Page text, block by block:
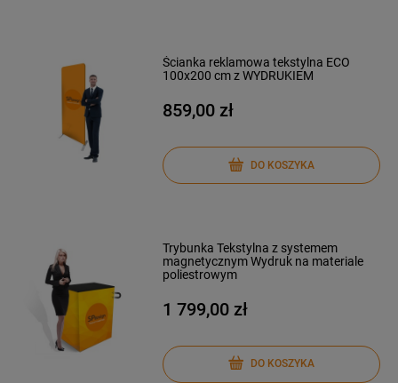
Ścianka reklamowa tekstylna ECO
100x200 cm z WYDRUKIEM
859,00 zł
DO KOSZYKA
Trybunka Tekstylna z systemem
magnetycznym Wydruk na materiale
poliestrowym
1 799,00 zł
DO KOSZYKA